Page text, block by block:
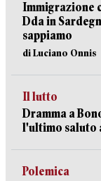
Immigrazione
Dda in
sappiamo
di Luciano Onnis
Il lutto
Dramma a
l'ultimo saluto
Polemica